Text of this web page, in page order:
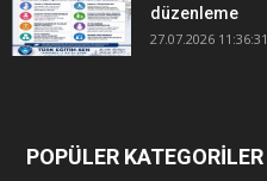
düzenleme
27.07.2026 11:36:31
POPÜLER KATEGORİLER